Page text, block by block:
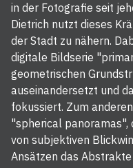
in der Fotografie seit
Dietrich nutzt dieses
der Stadt zu nähern.
digitale Bildserie
geometrischen
auseinandersetzt und
fokussiert. Zum
"spherical panoramas",
von subjektiven
Ansätzen das